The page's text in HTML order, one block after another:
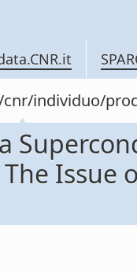
individuo/
The